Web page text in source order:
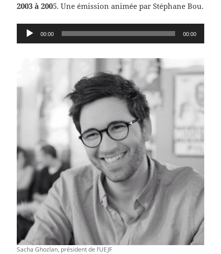
2003 à 2005. Une émission animée par Stéphane Bou.
Lecteur
audio
00:00 00:00
Sacha Ghozlan, président de l’UEJF